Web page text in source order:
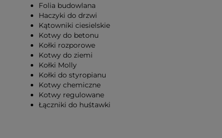
Folia budowlana
Haczyki do drzwi
Kątowniki ciesielskie
Kotwy do betonu
Kołki rozporowe
Kotwy do ziemi
Kołki Molly
Kołki do styropianu
Kotwy chemiczne
Kotwy regulowane
Łączniki do huśtawki